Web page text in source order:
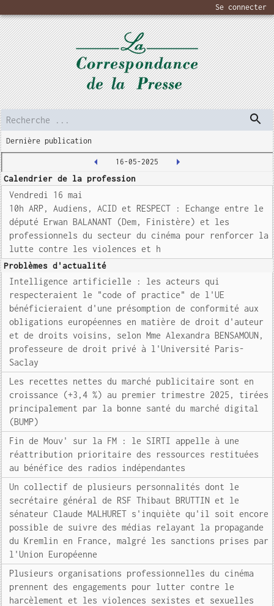
Se connecter
Dernière publication
16-05-2025
Calendrier de la profession
Vendredi 16 mai
10h ARP, Audiens, ACID et RESPECT : Echange entre le
député Erwan BALANANT (Dem, Finistère) et les
professionnels du secteur du cinéma pour renforcer la
lutte contre les violences et h
Problèmes d'actualité
Intelligence artificielle : les acteurs qui
respecteraient le "code of practice" de l'UE
bénéficieraient d'une présomption de conformité aux
obligations européennes en matière de droit d'auteur
et de droits voisins, selon Mme Alexandra BENSAMOUN,
professeure de droit privé à l'Université Paris-
Saclay
Les recettes nettes du marché publicitaire sont en
croissance (+3,4 %) au premier trimestre 2025, tirées
principalement par la bonne santé du marché digital
(BUMP)
Fin de Mouv' sur la FM : le SIRTI appelle à une
réattribution prioritaire des ressources restituées
au bénéfice des radios indépendantes
Un collectif de plusieurs personnalités dont le
secrétaire général de RSF Thibaut BRUTTIN et le
sénateur Claude MALHURET s'inquiète qu'il soit encore
possible de suivre des médias relayant la propagande
du Kremlin en France, malgré les sanctions prises par
l'Union Européenne
Plusieurs organisations professionnelles du cinéma
prennent des engagements pour lutter contre le
harcèlement et les violences sexistes et sexuelles